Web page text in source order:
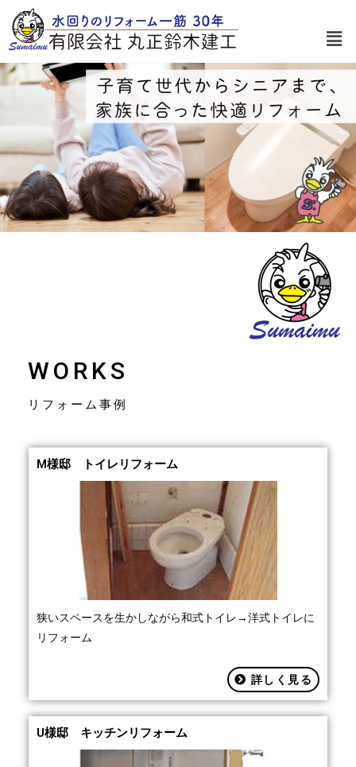
WORKS
リフォーム事例
M様邸 トイレリフォーム
狭いスペースを生かしながら和式トイレ→洋式トイレに
リフォーム
詳しく見る
U様邸 キッチンリフォーム